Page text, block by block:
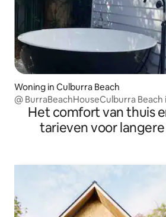
Woning in Culburra Beach
@ BurraBeachHouseCulburra
Jervis Bay
Het comfort van thuis
tarieven voor